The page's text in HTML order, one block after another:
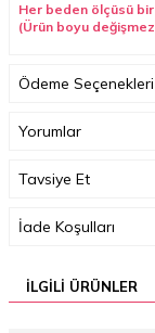
Her beden ölçüsü
(Ürün boyu
Garanti Bilgisi
Ödeme Seçenekleri
Yorumlar
Tavsiye Et
İade Koşulları
İLGILI ÜRÜNLER